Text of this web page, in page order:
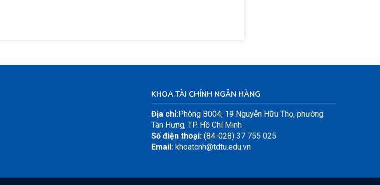
KHOA TÀI CHÍNH NGÂN HÀNG
Địa chỉ:Phòng B004, 19 Nguyễn Hữu Thọ, phường
Tân Hưng, TP. Hồ Chí Minh
Số điện thoại:(84-028) 37 755 025
Email:khoatcnh@tdtu.edu.vn